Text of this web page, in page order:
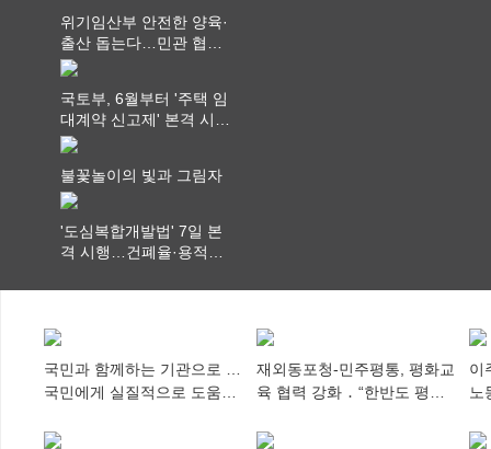
위기임산부 안전한 양육·
출산 돕는다…민관 협력
체계 구축
국토부, 6월부터 '주택 임
대계약 신고제' 본격 시
행…실거래가 투명화 기
불꽃놀이의 빛과 그림자
'도심복합개발법' 7일 본
격 시행…건폐율·용적률
국민과 함께하는 기관으로 …
국민에게 실질적으로 도움이
재외동포청-민주평통, 평화교
육 협력 강화 ․ “한반도 평화,
다”
이
노